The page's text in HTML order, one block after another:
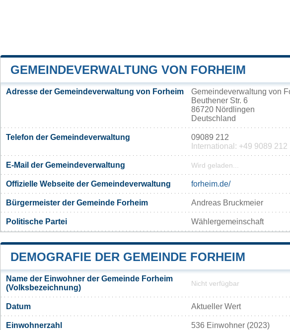
GEMEINDEVERWALTUNG VON FORHEIM
Adresse der Gemeindeverwaltung von Forheim
Gemeindeverwaltung von
Beuthener Str. 6
86720 Nördlingen
Deutschland
Telefon der Gemeindeverwaltung
09089 212
International: +49 9089 212
E-Mail der Gemeindeverwaltung Wird geladen...
Offizielle Webseite der Gemeindeverwaltung forheim.de/
Bürgermeister der Gemeinde Forheim Andreas Bruckmeier
Politische Partei Wählergemeinschaft
DEMOGRAFIE DER GEMEINDE FORHEIM
Name der Einwohner der Gemeinde Forheim
(Volksbezeichnung)
Nicht verfügbar
Datum Aktueller Wert
Einwohnerzahl 536 Einwohner (2023)